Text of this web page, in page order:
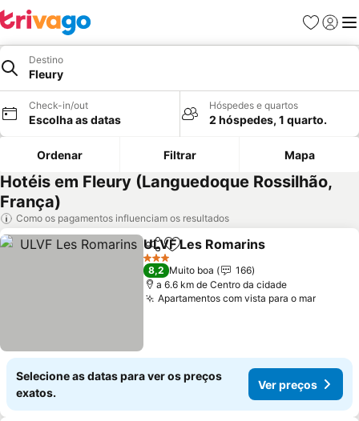
Favoritos
Iniciar
Destino
Fleury
Check-in/out
Escolha as datas
Hóspedes e quartos
2 hóspedes, 1 quarto.
Ordenar Filtrar Mapa
Hotéis em Fleury (Languedoque Rossilhão,
França)
Como os pagamentos influenciam os resultados
PartilharAdicionar aos favoritos
ULVF Les Romarins
3 Estrelas
8,2 Muito boa
166
a 6.6 km de Centro da cidade
Apartamentos com vista para o mar
Selecione as datas para ver os preços
exatos.
Ver preços